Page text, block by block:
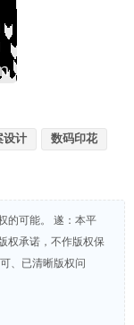
设计 数码印花
的可能。 遂：本平
权承诺，不作版权保
、已清晰版权问